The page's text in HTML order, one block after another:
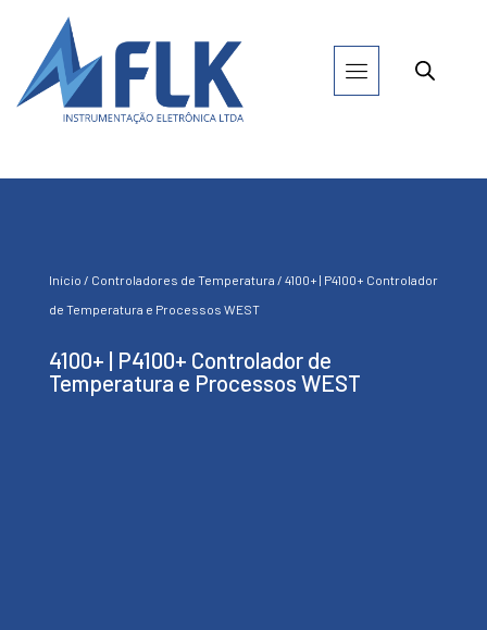
Início / Controladores de Temperatura / 4100+ | P4100+ Controlador
de Temperatura e Processos WEST
4100+ | P4100+ Controlador de
Temperatura e Processos WEST